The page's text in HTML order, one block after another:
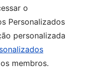
o
Personalizados
personalizada
membros.